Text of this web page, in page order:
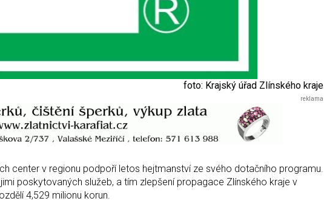
foto: Krajský úřad Zlínského kraje
center v regionu podpoří letos hejtmanství ze svého dotačního programu.
poskytovaných služeb, a tím zlepšení propagace Zlínského kraje v
4,529 milionu korun.